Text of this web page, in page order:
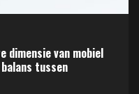
dimensie van mobiel
tussen